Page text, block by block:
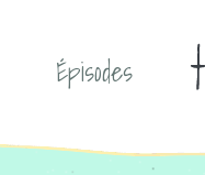
Épisodes